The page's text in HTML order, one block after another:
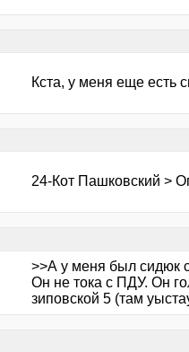
Кста, у меня еще есть
24-Кот Пашковский >
>>А у меня был сидюк
Он не тока с ПДУ. Он
зиповской 5 (там